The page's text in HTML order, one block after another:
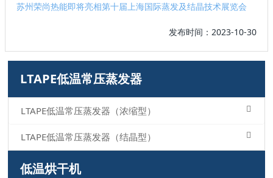
苏州荣尚热能即将亮相第十届上海国际蒸发及结晶技术展览会
发布时间：2023-10-30
LTAPE低温常压蒸发器
LTAPE低温常压蒸发器（浓缩型）
LTAPE低温常压蒸发器（结晶型）
低温烘干机